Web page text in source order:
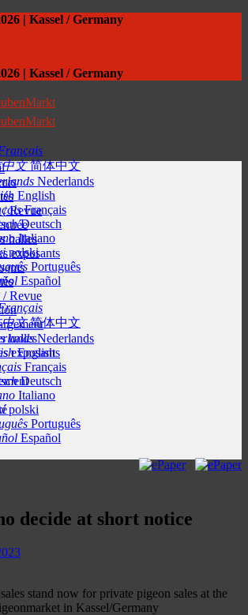
| Kassel / Germany
| Kassel / Germany
简体中文
Nederlands
English
Français
Deutsch
Italiano
polski
Português
Español
简体中文
Nederlands
English
Français
Deutsch
Italiano
polski
Português
Español
/ Revue
halles
exposants
/ Revue
halles
exposants
decide at short notice
stand now for private pigeon sales at the
in Kassel/Germany